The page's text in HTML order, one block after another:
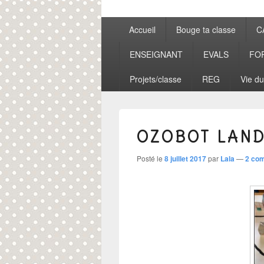
MenuAccueil Bouge ta classe
ENSEIGNANT EVALS
Projets/classe REG Vie
OZOBOT LAND
Posté le 8 juillet 2017par Lala—2